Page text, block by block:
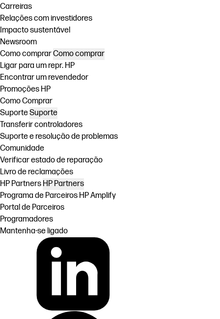
Carreiras
Relações com investidores
Impacto sustentável
Newsroom
Como comprarComo comprar
Ligar para um repr. HP
Encontrar um revendedor
Promoções HP
Como Comprar
SuporteSuporte
Transferir controladores
Suporte e resolução de problemas
Comunidade
Verificar estado de reparação
Livro de reclamações
HP Partners HP Partners
Programa de Parceiros HP Amplify
Portal de Parceiros
Programadores
Mantenha-se ligado